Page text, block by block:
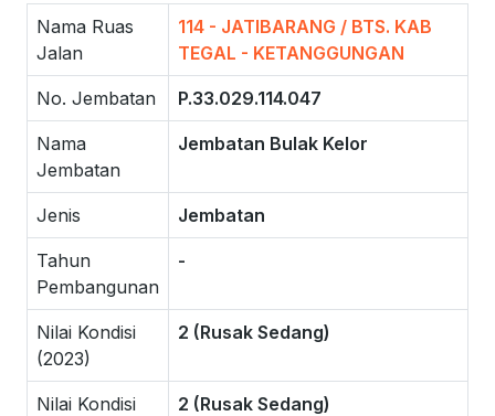
Nama Ruas
Jalan
114 - JATIBARANG / BTS. KAB
TEGAL - KETANGGUNGAN
No. Jembatan P.33.029.114.047
Nama
Jembatan
Jembatan Bulak Kelor
Jenis Jembatan
Tahun
Pembangunan
-
Nilai Kondisi
(2023)
2 (Rusak Sedang)
Nilai Kondisi
2 (Rusak Sedang)